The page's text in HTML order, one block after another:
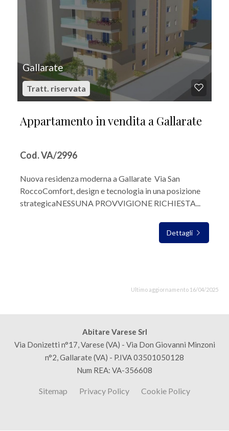
Gallarate
Tratt. riservata
Appartamento in vendita a Gallarate
Cod. VA/2996
Nuova residenza moderna a Gallarate  Via San
RoccoComfort, design e tecnologia in una posizione
strategicaNESSUNA PROVVIGIONE RICHIESTA...
Dettagli
Ultimo aggiornamento 16/04/2025
Abitare Varese Srl
Via Donizetti n°17, Varese (VA) - Via Don Giovanni Minzoni
n°2, Gallarate (VA) - P.IVA 03501050128
Num REA: VA-356608
Sitemap Privacy Policy Cookie Policy